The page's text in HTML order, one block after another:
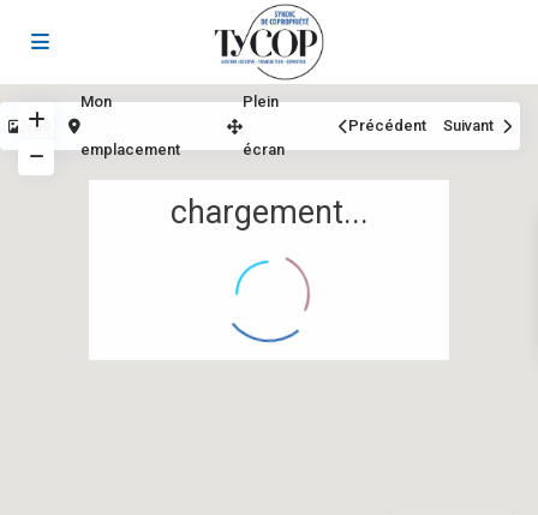
chargement...
Vue
Mon
emplacement
Plein
écran
Précédent Suivant